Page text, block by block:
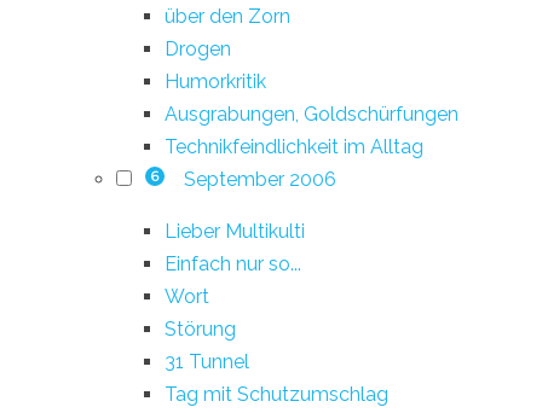
über den Zorn
Drogen
Humorkritik
Ausgrabungen, Goldschürfungen
Technikfeindlichkeit im Alltag
6 September 2006
Lieber Multikulti
Einfach nur so...
Wort
Störung
31 Tunnel
Tag mit Schutzumschlag